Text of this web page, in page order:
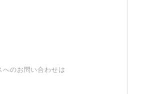
のお問い合わせは